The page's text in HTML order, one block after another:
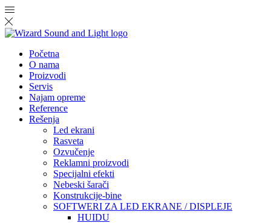
Početna
O nama
Proizvodi
Servis
Najam opreme
Reference
Rešenja
Led ekrani
Rasveta
Ozvučenje
Reklamni proizvodi
Specijalni efekti
Nebeski šarači
Konstrukcije-bine
SOFTWERI ZA LED EKRANE / DISPLEJE
HUIDU